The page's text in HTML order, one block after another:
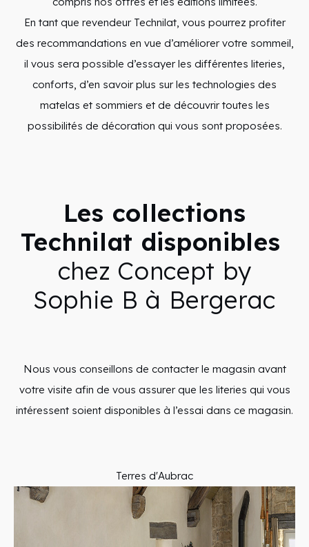
En tant que revendeur Technilat, vous pourrez profiter
des recommandations en vue d’améliorer votre sommeil,
il vous sera possible d’essayer les différentes literies,
conforts, d’en savoir plus sur les technologies des
matelas et sommiers et de découvrir toutes les
possibilités de décoration qui vous sont proposées.
Les collections
Technilat disponibles
chez Concept by
Sophie B à Bergerac
Nous vous conseillons de contacter le magasin avant
votre visite afin de vous assurer que les literies qui vous
intéressent soient disponibles à l’essai dans ce magasin.
Terres d'Aubrac